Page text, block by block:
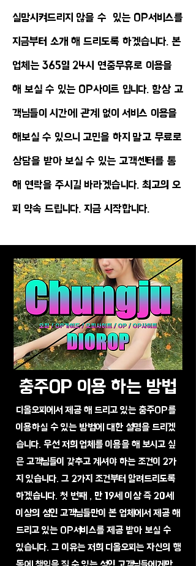
실망시켜드리지 않을 수 있는 OP서비스를
지금부터 소개 해 드리도록 하겠습니다. 본
업체는 365일 24시 연중무휴로 이용을
해 보실 수 있는 OP사이트 입니다. 항상 고
객님들이 시간에 관계 없이 서비스 이용을
해보실 수 있으니 고민을 하지 말고 무료로
상담을 받아 보실 수 있는 고객센터를 통
해 연락을 주시길 바라겠습니다. 최고의 오
피 약속 드립니다. 지금 시작합니다.
충주OP 이용 하는 방법
디올오피에서 제공 해 드리고 있는 충주OP를
이용하실 수 있는 방법에 대한 설명을 드리겠
습니다. 우선 저희 업체를 이용을 해 보시고 싶
은 고객님들이 갖추고 계셔야 하는 조건이 2가
지 있습니다. 그 2가지 조건부터 알려드리도록
하겠습니다. 첫 번째 , 만 19세 이상 즉 20세
이상의 성인 고객님들만이 본 업체에서 제공 해
드리고 있는 OP서비스를 제공 받아 보실 수
있습니다. 그 이유는 저희 디올오피는 자신의 행